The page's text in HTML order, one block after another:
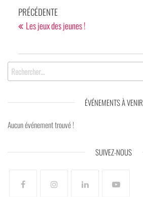
PRÉCÉDENTE
Les jeux des jeunes !
ÉVÉNEMENTS À VENIR
Aucun événement trouvé !
SUIVEZ-NOUS